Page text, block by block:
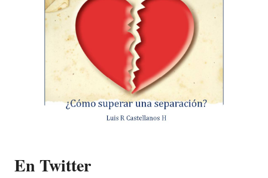
En Twitter